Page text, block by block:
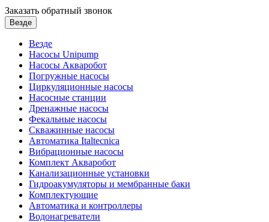
Заказать обратный звонок
Везде
Везде
Насосы Unipump
Насосы Акваробот
Погружные насосы
Циркуляционные насосы
Насосные станции
Дренажные насосы
Фекальные насосы
Скважинные насосы
Автоматика Italtecnica
Вибрационные насосы
Комплект Акваробот
Канализационные установки
Гидроакумуляторы и мембранные баки
Комплектующие
Автоматика и контроллеры
Водонагреватели